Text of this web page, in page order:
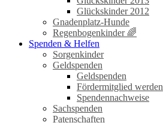
Glückskinder 2012
Gnadenplatz-Hunde
Regenbogenkinder 🌈
Spenden & Helfen
Sorgenkinder
Geldspenden
Geldspenden
Fördermitglied werden
Spendennachweise
Sachspenden
Patenschaften